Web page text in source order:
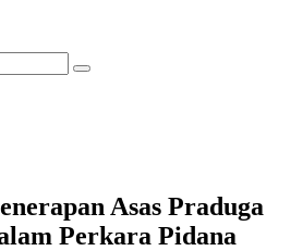
Asas Praduga
Perkara Pidana